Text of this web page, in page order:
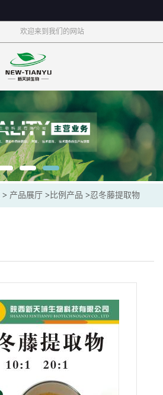
欢迎来到我们的网站
> 产品展厅 > 比例产品 >忍冬藤提取物